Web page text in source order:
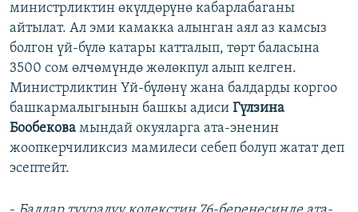
министрликтин өкүлдөрүнө кабарлабаганы
айтылат. Ал эми камакка алынган аял аз камсыз
болгон үй-бүлө катары катталып, төрт баласына
3500 сом өлчөмүндө жөлөкпул алып келген.
Министрликтин Үй-бүлөнү жана балдарды коргоо
башкармалыгынын башкы адиси Гүлзина
Бообекова мындай окуяларга ата-эненин
жоопкерчиликсиз мамилеси себеп болуп жатат деп
эсептейт.